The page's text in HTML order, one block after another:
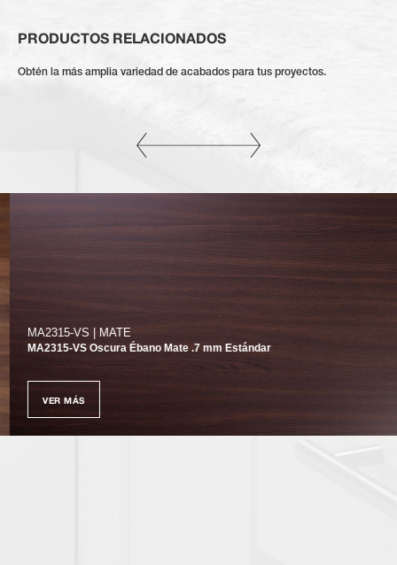
PRODUCTOS RELACIONADOS
Obtén la más amplia variedad de acabados para tus proyectos.
MA2315-VS | MATE
MA2315-VS Oscura Ébano Mate .7 mm Estándar
VER MÁS